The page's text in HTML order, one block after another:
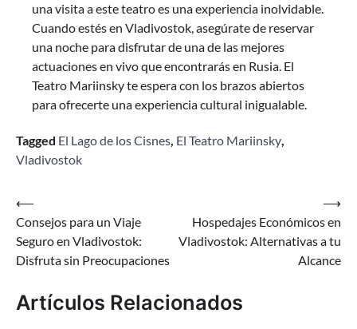
una visita a este teatro es una experiencia inolvidable.
Cuando estés en Vladivostok, asegúrate de reservar
una noche para disfrutar de una de las mejores
actuaciones en vivo que encontrarás en Rusia. El
Teatro Mariinsky te espera con los brazos abiertos
para ofrecerte una experiencia cultural inigualable.
Tagged El Lago de los Cisnes, El Teatro Mariinsky,
Vladivostok
Navegación
de
entradas
⟵
Consejos para un Viaje
Seguro en Vladivostok:
Disfruta sin Preocupaciones
Hospedajes Económicos en
Vladivostok: Alternativas a tu
Alcance
⟶
Artículos Relacionados